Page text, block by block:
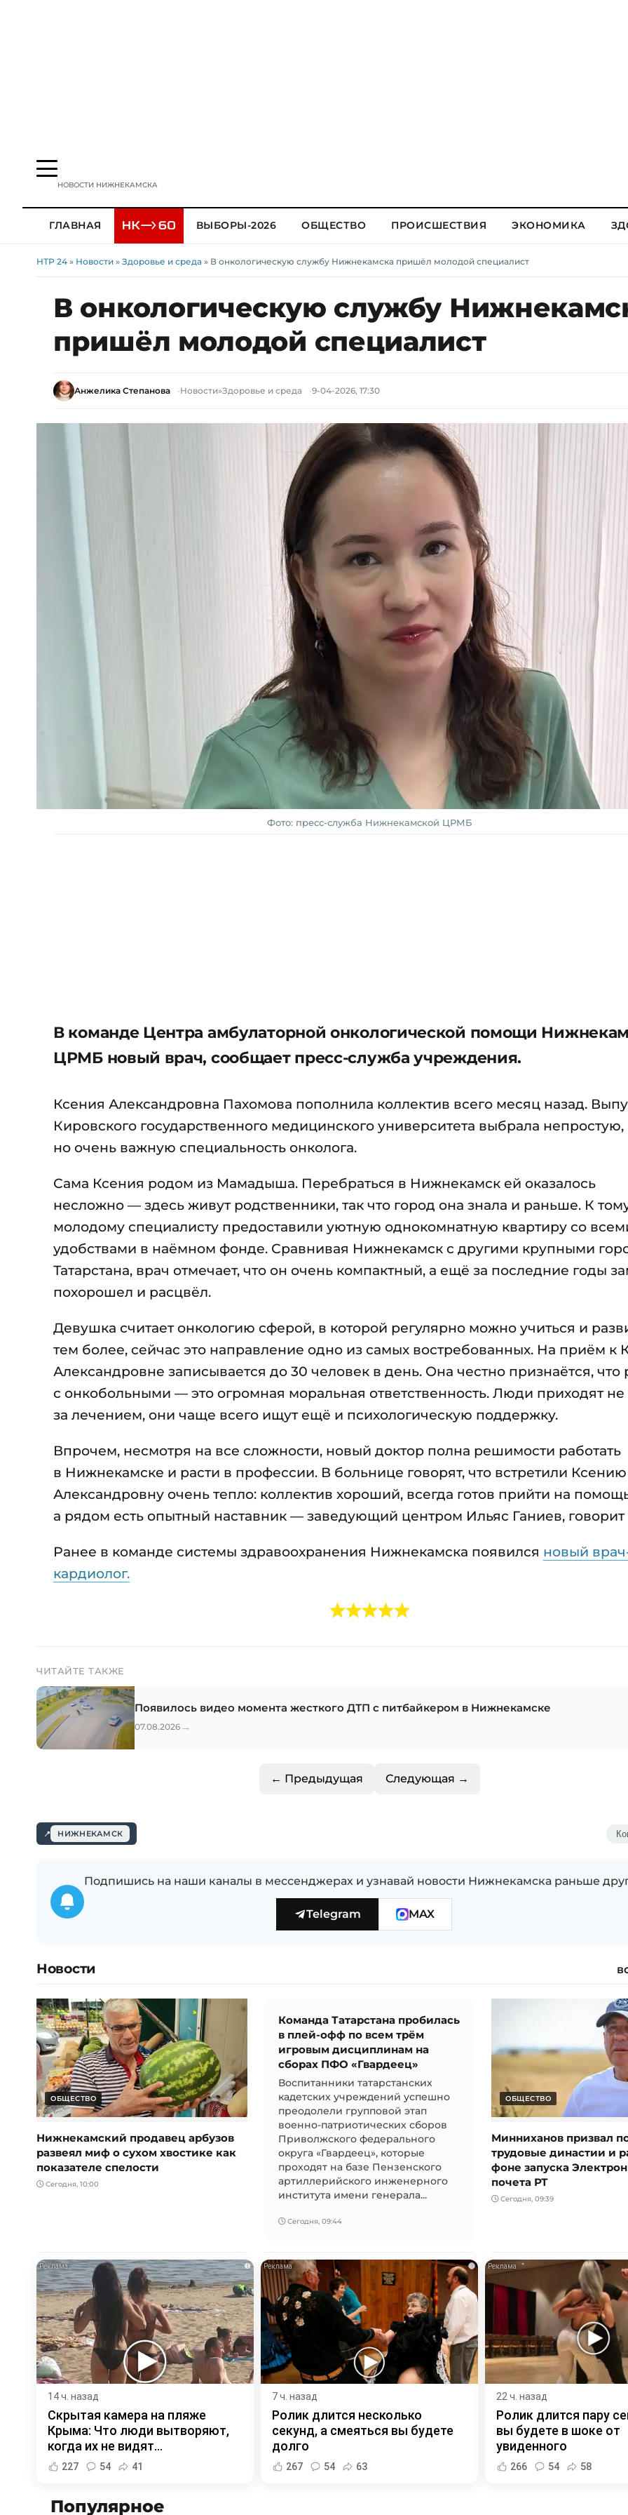
НОВОСТИ НИЖНЕКАМСКА
ГЛАВНАЯ ВЫБОРЫ-2026 ОБЩЕСТВО ПРОИСШЕСТВИЯ ЭКОНОМИКА
НТР 24 » Новости » Здоровье и среда » В онкологическую службу Нижнекамска пришёл молодой специалист
В онкологическую службу
пришёл молодой специалист
Анжелика Степанова Новости»Здоровье и среда 9-04-2026, 17:30
Фото: пресс-служба Нижнекамской ЦРМБ
В команде Центра амбулаторной онкологической помощи
ЦРМБ новый врач, сообщает пресс-служба учреждения.
Ксения Александровна Пахомова пополнила коллектив всего месяц назад.
Кировского государственного медицинского университета выбрала непростую,
но очень важную специальность онколога.
Сама Ксения родом из Мамадыша. Перебраться в Нижнекамск ей оказалось
несложно — здесь живут родственники, так что город она знала и раньше. К
молодому специалисту предоставили уютную однокомнатную квартиру со
удобствами в наёмном фонде. Сравнивая Нижнекамск с другими крупными
Татарстана, врач отмечает, что он очень компактный, а ещё за последние годы
похорошел и расцвёл.
Девушка считает онкологию сферой, в которой регулярно можно учиться и
тем более, сейчас это направление одно из самых востребованных. На приём к
Александровне записывается до 30 человек в день. Она честно признаётся, что
с онкобольными — это огромная моральная ответственность. Люди приходят не
за лечением, они чаще всего ищут ещё и психологическую поддержку.
Впрочем, несмотря на все сложности, новый доктор полна решимости работать
в Нижнекамске и расти в профессии. В больнице говорят, что встретили Ксению
Александровну очень тепло: коллектив хороший, всегда готов прийти на
а рядом есть опытный наставник — заведующий центром Ильяс Ганиев, говорит
Ранее в команде системы здравоохранения Нижнекамска появился новый
кардиолог.
ЧИТАЙТЕ ТАКЖЕ
Появилось видео момента жесткого ДТП с питбайкером в Нижнекамске
07.08.2026 →
← Предыдущая Следующая →
НИЖНЕКАМСК
Подпишись на наши каналы в мессенджерах и узнавай новости Нижнекамска раньше
Telegram MAX
Новости
ОБЩЕСТВО
Нижнекамский продавец арбузов
развеял миф о сухом хвостике как
показателе спелости
Сегодня, 10:00
Команда Татарстана пробилась
в плей-офф по всем трём
игровым дисциплинам на
сборах ПФО «Гвардеец»
Воспитанники татарстанских
кадетских учреждений успешно
преодолели групповой этап
военно-патриотических сборов
Приволжского федерального
округа «Гвардеец», которые
проходят на базе Пензенского
артиллерийского инженерного
института имени генерала...
Сегодня, 09:44
ОБЩЕСТВО
Минниханов призвал
трудовые династии и
фоне запуска
почета РТ
Сегодня, 09:39
i
14 ч. назад
Скрытая камера на пляже
Крыма: Что люди вытворяют,
когда их не видят...
227 54 41
i
7 ч. назад
Ролик длится несколько
секунд, а смеяться вы будете
долго
267 54 63
22 ч. назад
Ролик длится пару
вы будете в шоке от
увиденного
266 54 58
Популярное